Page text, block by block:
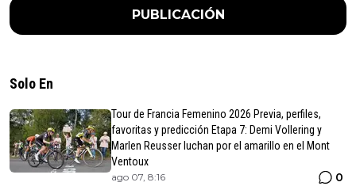
PUBLICACIÓN
Solo En
Tour de Francia Femenino 2026 Previa, perfiles,
favoritas y predicción Etapa 7: Demi Vollering y
Marlen Reusser luchan por el amarillo en el Mont
Ventoux
ago 07, 8:16 0